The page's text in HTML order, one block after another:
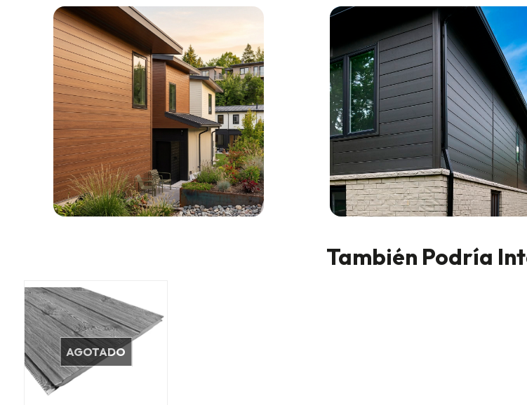
También Podría
AGOTADO